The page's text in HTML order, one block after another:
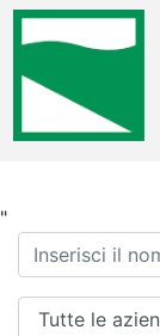
"
Ricerca
Azienda